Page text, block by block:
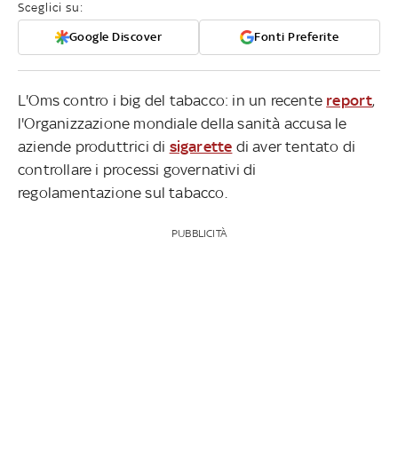
Sceglici su:
Google Discover Fonti Preferite
L'Oms contro i big del tabacco: in un recente report,
l'Organizzazione mondiale della sanità accusa le
aziende produttrici di sigarette di aver tentato di
controllare i processi governativi di
regolamentazione sul tabacco.
PUBBLICITÀ